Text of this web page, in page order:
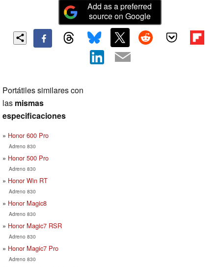
Add as a preferred
source on Google
Portátiles similares con
las mismas
especificaciones
Honor 600 Pro
Adreno 830
Honor 500 Pro
Adreno 830
Honor Win RT
Adreno 830
Honor Magic8
Adreno 830
Honor Magic7 RSR
Adreno 830
Honor Magic7 Pro
Adreno 830